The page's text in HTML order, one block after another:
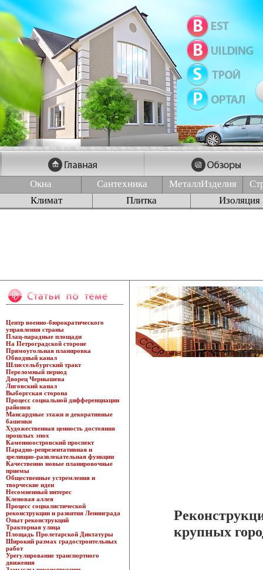
Окна Сантехника МеталлИзделия
Климат
Плитка Изоляция
Центр военно-бюрократического
управления страны
Плац-парадные площади
На Петроградской стороне
Прямоугольная планировка
Обводный канал
Шлиссельбургский тракт
Переломный период
Дворец Чернышева
Лиговский канал
Выборгская сторона
Процесс социальной дифференциации
районов
Мансардные этажи и декоративные
башенки
Художественная ценность достояния
прошлых эпох
Каменноостровский проспект
Парадно-репрезентативная и
зрелищно-развлекательная функции
Качественно новые планировочные
приемы
Общественные устремления и
творческие идеи
Несомненный интерес
Кленовая аллея
Процесс социалистической
реконструкции и развития Ленинграда
Опыт реконструкций
Тракторная улица
Площадь Пролетарской Диктатуры
Широкий размах градостроительных
работ
Урегулирование транспортного
движения
крупных